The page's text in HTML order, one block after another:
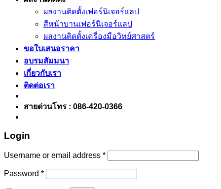
ผลงานติดตั้งเฟอร์นิเจอร์เเลป
สีหน้าบานเฟอร์นิเจอร์เเลป
ผลงานติดตั้งเครื่องมือวิทย์ศาสตร์
ขอใบเสนอราคา
อบรมสัมมนา
เกี่ยวกับเรา
ติดต่อเรา
สายด่วนโทร : 086-420-0366
Login
Username or email address *
Password *